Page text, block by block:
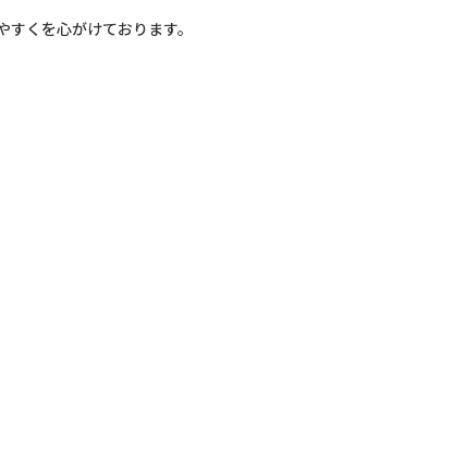
くを心がけております。